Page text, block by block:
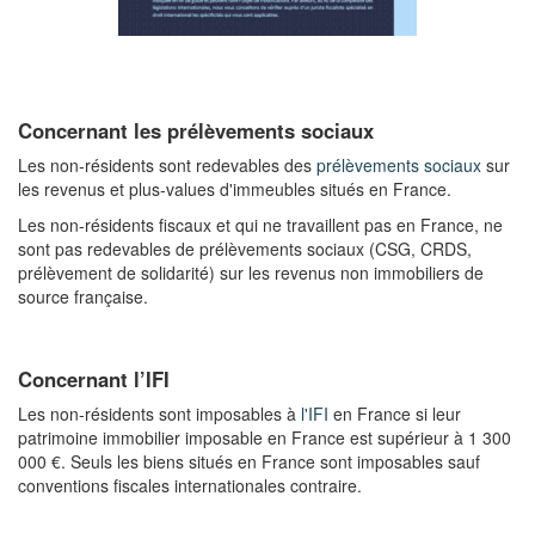
Concernant les prélèvements sociaux
Les non-résidents sont redevables des prélèvements sociaux sur
les revenus et plus-values d'immeubles situés en France.
Les non-résidents fiscaux et qui ne travaillent pas en France, ne
sont pas redevables de prélèvements sociaux (CSG, CRDS,
prélèvement de solidarité) sur les revenus non immobiliers de
source française.
Concernant l’IFI
Les non-résidents sont imposables à l'IFI en France si leur
patrimoine immobilier imposable en France est supérieur à 1 300
000 €. Seuls les biens situés en France sont imposables sauf
conventions fiscales internationales contraire.